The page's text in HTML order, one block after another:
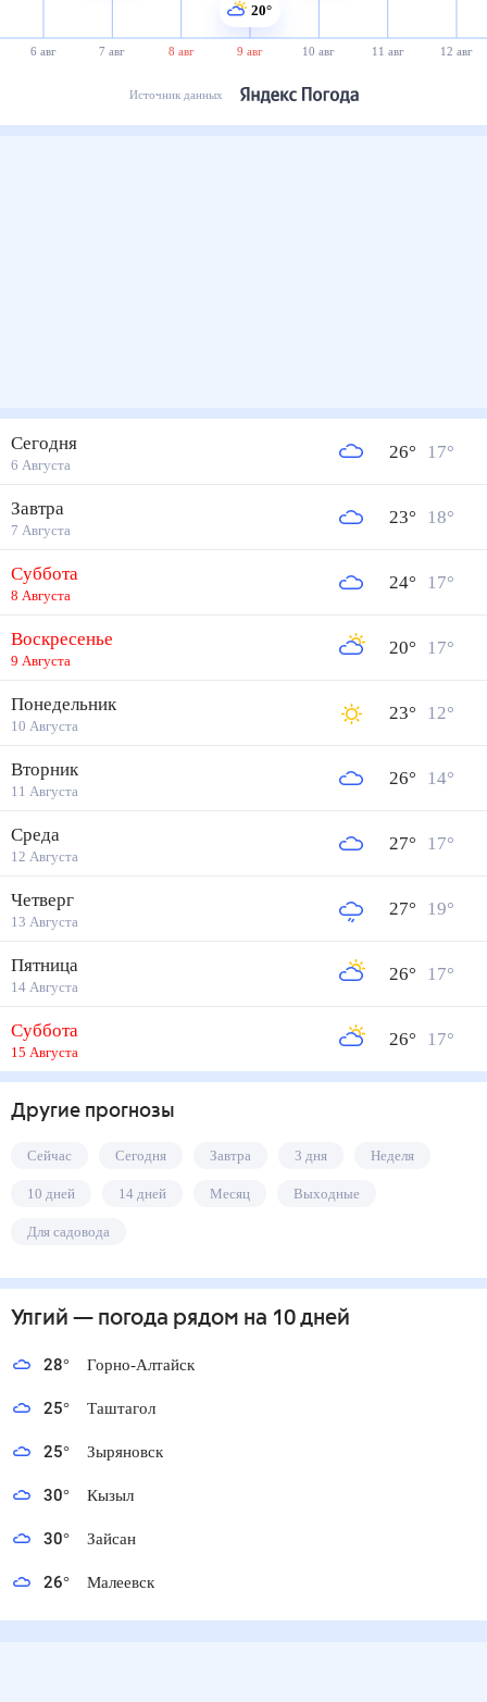
6 авг 7 авг 8 авг 9 авг 10 авг 11 авг 12 авг
20°
Источник данных
Сегодня
6 Августа
26° 17°
Завтра
7 Августа
23° 18°
Суббота
8 Августа
24° 17°
Воскресенье
9 Августа
20° 17°
Понедельник
10 Августа
23° 12°
Вторник
11 Августа
26° 14°
Среда
12 Августа
27° 17°
Четверг
13 Августа
27° 19°
Пятница
14 Августа
26° 17°
Суббота
15 Августа
26° 17°
Другие прогнозы
Сейчас Сегодня Завтра 3 дня Неделя
10 дней 14 дней Месяц Выходные
Для садовода
Улгий — погода рядом на 10 дней
28° Горно-Алтайск
25° Таштагол
25° Зыряновск
30° Кызыл
30° Зайсан
26° Малеевск